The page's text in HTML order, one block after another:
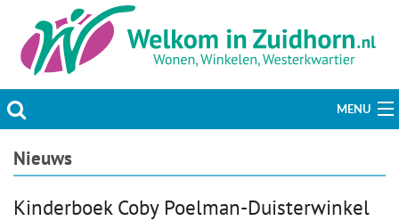
MENU
Actueel
Nieuws
Kinderboek Coby Poelman-Duisterwinkel